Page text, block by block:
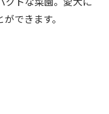
できます。